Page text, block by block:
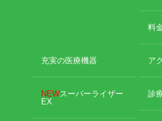
料
充実の医療機器
NEWスーパーライザー
EX
ア
診